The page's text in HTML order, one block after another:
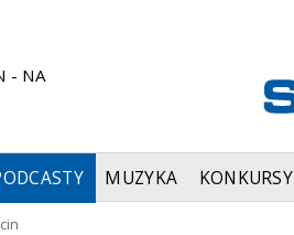
- NA
MUZYKA KONKURSY